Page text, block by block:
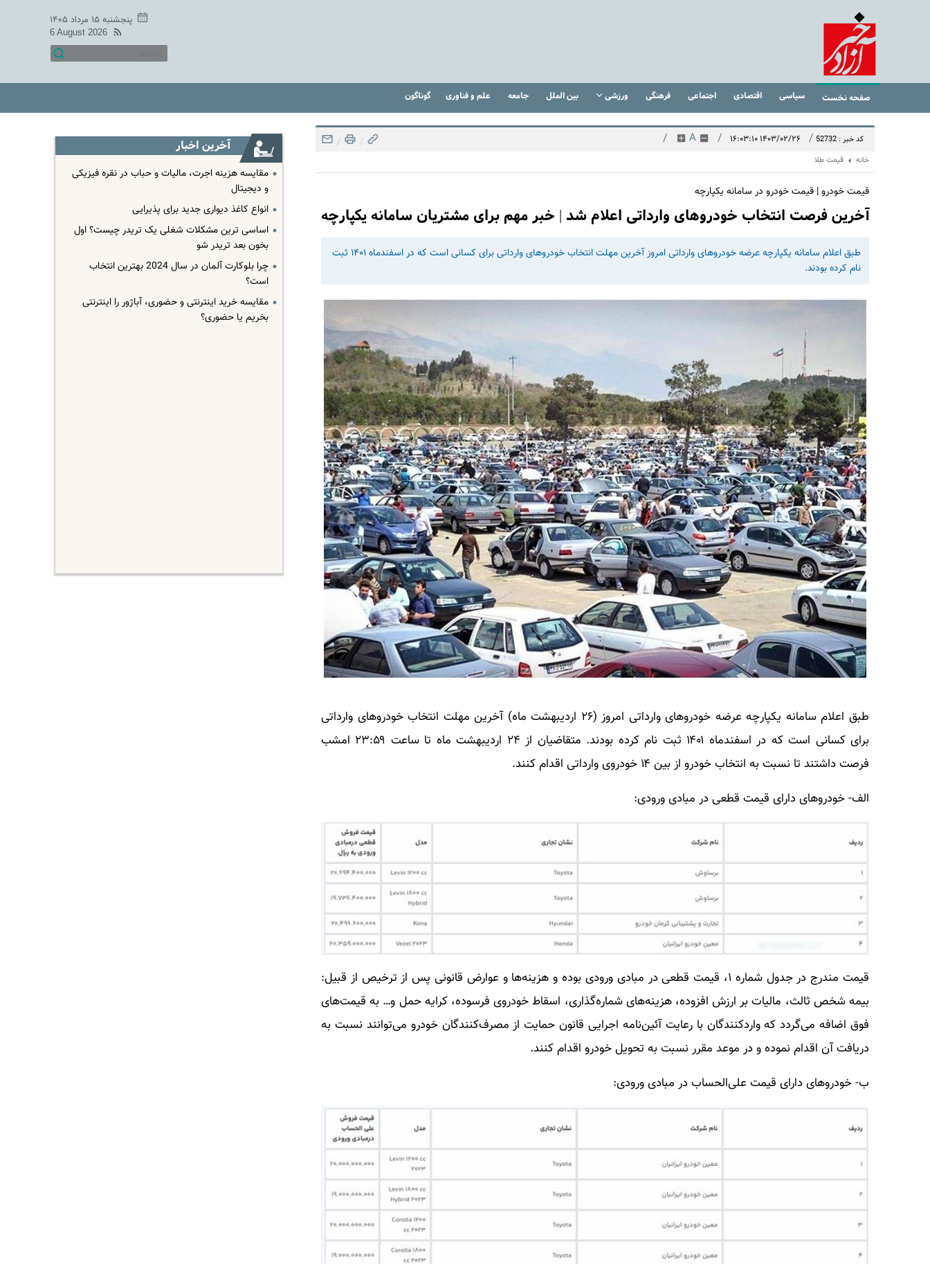
پنجشنبه ۱۵ مرداد ۱۴۰۵
6 August 2026
صفحه نخست سیاسی اقتصادی اجتماعی فرهنگی ورزشی بین الملل جامعه علم و فناوری گوناگون
کد خبر : 52732 / ۱۴۰۳/۰۲/۲۶ ۱۶:۰۳:۱۰ /
A
/
/
/
خانه قیمت طلا
قیمت خودرو | قیمت خودرو در سامانه یکپارچه
آخرین فرصت انتخاب خودروهای وارداتی اعلام شد | خبر مهم برای مشتریان سامانه یکپارچه
طبق اعلام سامانه یکپارچه عرضه خودروهای وارداتی امروز آخرین مهلت انتخاب خودروهای وارداتی برای کسانی است که در اسفندماه ۱۴۰۱ ثبت
نام کرده بودند.
طبق اعلام سامانه یکپارچه عرضه خودروهای وارداتی امروز (۲۶ اردیبهشت ماه) آخرین مهلت انتخاب خودروهای وارداتی
برای کسانی است که در اسفندماه ۱۴۰۱ ثبت نام کرده بودند. متقاضیان از ۲۴ اردیبهشت ماه تا ساعت ۲۳:۵۹ امشب
فرصت داشتند تا نسبت به انتخاب خودرو از بین ۱۴ خودروی وارداتی اقدام کنند.
الف- خودروهای دارای قیمت قطعی در مبادی ورودی:
قیمت مندرج در جدول شماره ۱، قیمت قطعی در مبادی ورودی بوده و هزینه‌ها و عوارض قانونی پس از ترخیص از قبیل:
بیمه شخص ثالث، مالیات بر ارزش افزوده، هزینه‌های شماره‌گذاری، اسقاط خودروی فرسوده، کرایه حمل و… به قیمت‌های
فوق اضافه می‌گردد که واردکنندگان با رعایت آئین‌نامه اجرایی قانون حمایت از مصرف‌کنندگان خودرو می‌توانند نسبت به
دریافت آن اقدام نموده و در موعد مقرر نسبت به تحویل خودرو اقدام کنند.
ب- خودروهای دارای قیمت علی‌الحساب در مبادی ورودی:
آخرین اخبار
مقایسه هزینه اجرت، مالیات و حباب در نقره فیزیکی
و دیجیتال
انواع کاغذ دیواری جدید برای پذیرایی
اساسی ترین مشکلات شغلی یک تریدر چیست؟ اول
بخون بعد تریدر شو
چرا بلوکارت آلمان در سال 2024 بهترین انتخاب
است؟
مقایسه خرید اینترنتی و حضوری، آباژور را اینترنتی
بخریم یا حضوری؟